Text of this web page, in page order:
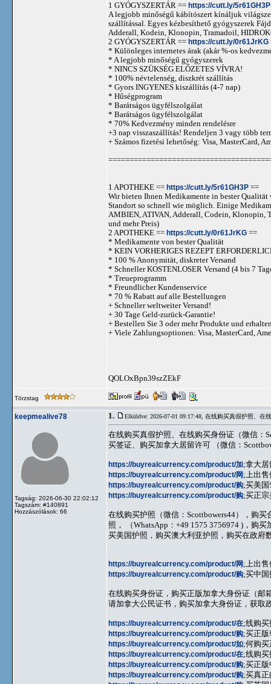
1 GYÓGYSZERTÁR == https://cutt.ly/5r61GH3P
A legjobb minőségű kábítószert kínáljuk
szállítással. Egyes kézbesíthető gyógyszerek
Adderall, Kodein, Klonopin, Tramadoil,
2 GYÓGYSZERTÁR == https://cutt.ly/0r61JrKG
* Különleges internetes árak (akár %-os
* A legjobb minőségű gyógyszerek
* NINCS SZÜKSÉG ELŐZETES VÍVRA!
* 100% névtelenség, diszkrét szállítás
* Gyors INGYENES kiszállítás (4-7 nap)
* Hűségprogram
* Barátságos ügyfélszolgálat
* Barátságos ügyfélszolgálat
* 70% Kedvezmény minden rendelésre
+3 nap visszaszállítás! Rendeljen 3 vagy több
+ Számos fizetési lehetőség: Visa, MasterCard,
1 APOTHEKE == https://cutt.ly/5r61GH3P ==
Wir bieten Ihnen Medikamente in bester
Standort so schnell wie möglich. Einige
AMBIEN, ATIVAN, Adderall, Codein, Klonopin,
und mehr Preis)
2 APOTHEKE == https://cutt.ly/0r61JrKG ==
* Medikamente von bester Qualität
* KEIN VORHERIGES REZEPT
* 100 % Anonymität, diskreter Versand
* Schneller KOSTENLOSER Versand (4 bis 7
* Treueprogramm
* Freundlicher Kundenservice
* 70 % Rabatt auf alle Bestellungen
+ Schneller weltweiter Versand!
+ 30 Tage Geld-zurück-Garantie!
+ Bestellen Sie 3 oder mehr Produkte und
+ Viele Zahlungsoptionen: Visa, MasterCard,
QOLOxBpn39szZEkF
Törzstag
keepmealive78
Tagság: 2026-06-30 22:02:12
Tagszám: #140891
Hozzászólások: 66
1. Elküldve: 2026-07-01 09:17:48,
在线购买真假护照、在线购买身份证（微信：
买签证、购买加拿大居留许可 （微信：
https://buyrealcurrency.com/product/加;拿大
https://buyrealcurrency.com/product/网;上出
https://buyrealcurrency.com/product/购;买美
https://buyrealcurrency.com/product/购;买正
在线购买护照（微信：Scottbowers44），购
照， （WhatsApp：+49 1575 3756974 )，购
买美国护照，购买澳大利亚护照，购买在政府
https://buyrealcurrency.com/product/网;上出
https://buyrealcurrency.com/product/购;买中
在线购买身份证，购买正版加拿大身份证（邮
请加拿大公民证书，购买加拿大身份证，获取
https://buyrealcurrency.com/product/在;线购
https://buyrealcurrency.com/product/购;买正
https://buyrealcurrency.com/product/如;何购
https://buyrealcurrency.com/product/在;线购
https://buyrealcurrency.com/product/购;买正
https://buyrealcurrency.com/product/购;买真